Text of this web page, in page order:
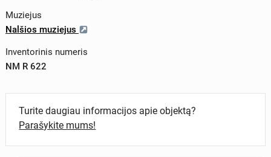
Muziejus
Nalšios muziejus
Inventorinis numeris
NM R 622
Turite daugiau informacijos apie objektą?
Parašykite mums!